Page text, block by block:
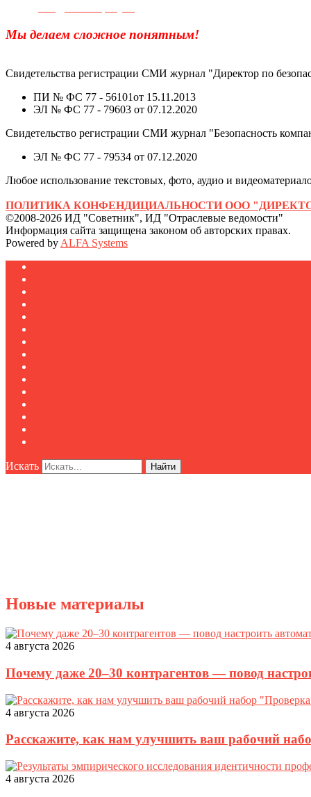
Мы делаем сложное понятным!
Свидетельства регистрации СМИ журнал "Директор по
ПИ № ФС 77 - 56101от 15.11.2013
ЭЛ № ФС 77 - 79603 от 07.12.2020
Свидетельство регистрации СМИ журнал "Безопасность
ЭЛ № ФС 77 - 79534 от 07.12.2020
Любое использование текстовых, фото, аудио и
ПОЛИТИКА КОНФЕНДИЦИАЛЬНОСТИ ООО
©2008-2026 ИД "Советник", ИД "Отраслевые ведомости"
Информация сайта защищена законом об авторских правах.
Powered by ALFA Systems
Искать Найти
Новые материалы
4 августа 2026
Почему даже 20–30 контрагентов — повод
4 августа 2026
Расскажите, как нам улучшить ваш рабочий
4 августа 2026